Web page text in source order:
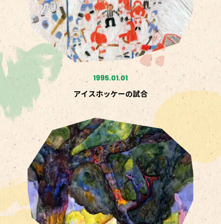
1995.01.01
アイスホッケーの試合